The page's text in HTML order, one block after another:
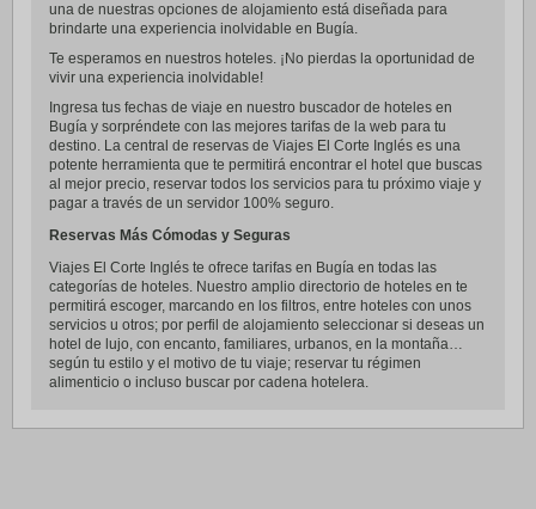
una de nuestras opciones de alojamiento está diseñada para
brindarte una experiencia inolvidable en Bugía.
Te esperamos en nuestros hoteles. ¡No pierdas la oportunidad de
vivir una experiencia inolvidable!
Ingresa tus fechas de viaje en nuestro buscador de hoteles en
Bugía y sorpréndete con las mejores tarifas de la web para tu
destino. La central de reservas de Viajes El Corte Inglés es una
potente herramienta que te permitirá encontrar el hotel que buscas
al mejor precio, reservar todos los servicios para tu próximo viaje y
pagar a través de un servidor 100% seguro.
Reservas Más Cómodas y Seguras
Viajes El Corte Inglés te ofrece tarifas en Bugía en todas las
categorías de hoteles. Nuestro amplio directorio de hoteles en te
permitirá escoger, marcando en los filtros, entre hoteles con unos
servicios u otros; por perfil de alojamiento seleccionar si deseas un
hotel de lujo, con encanto, familiares, urbanos, en la montaña…
según tu estilo y el motivo de tu viaje; reservar tu régimen
alimenticio o incluso buscar por cadena hotelera.